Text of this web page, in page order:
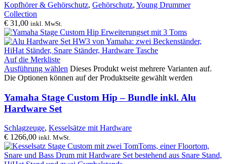
Kopfhörer & Gehörschutz, Gehörschutz, Young Drummer
Collection
€ 31,00 inkl. MwSt.
Auf die Merkliste
Ausführung wählen Dieses Produkt weist mehrere Varianten auf.
Die Optionen können auf der Produktseite gewählt werden
Yamaha Stage Custom Hip – Bundle inkl. Alu
Hardware Set
Schlagzeuge, Kesselsätze mit Hardware
€ 1266,00 inkl. MwSt.